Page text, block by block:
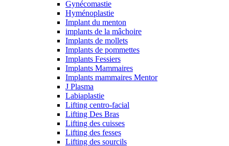
Gynécomastie
Hyménoplastie
Implant du menton
implants de la mâchoire
Implants de mollets
Implants de pommettes
Implants Fessiers
Implants Mammaires
Implants mammaires Mentor
J Plasma
Labiaplastie
Lifting centro-facial
Lifting Des Bras
Lifting des cuisses
Lifting des fesses
Lifting des sourcils